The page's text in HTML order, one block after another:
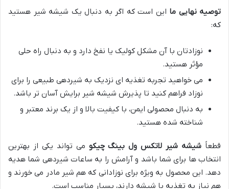
توصیه نهایی ما این است که اگر به دنبال یک شیشه شیر هستید
که:
نوزادتان با آن مشکل کولیک یا نفخ دارد و به دنبال راه حلی
مؤثر هستید.
می خواهید تجربه تغذیه ای نزدیک به شیردهی طبیعی را برای
نوزاد فراهم کنید تا پذیرش شیشه شیر برایش آسان تر باشد.
به دنبال محصولی ایمن، با کیفیت بالا و از یک برند معتبر و
شناخته شده هستید.
قطعاً شیشه شیر لاتکس ول بینگ چیکو می تواند یکی از بهترین
انتخاب ها برای شما باشد و آرامش را به ساعات شیردهی شما هدیه
دهد. این محصول به ویژه برای نوزادانی که هم شیر مادر می خورند و
هم نیاز به تغذیه با شیشه دارند، بسیار مناسب است.